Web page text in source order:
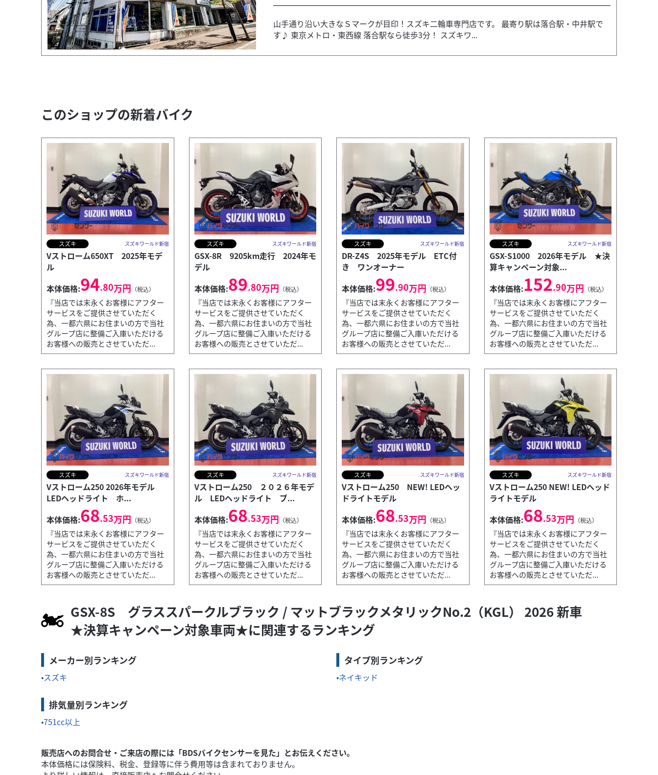
山手通り沿い大きなＳマークが目印！スズキ二輪車専門店です。 最寄り駅は落合駅・中井駅で
す♪ 東京メトロ・東西線 落合駅なら徒歩3分！ スズキワ...
このショップの新着バイク
スズキ スズキワールド新宿
GSX-8R 9205km走行 2024年モデル
89
『当店では末永くお客様にアフターサービスをご提供させていただく為、一都六県にお住まいの方で当社グループ店に整備ご入庫いただけるお客様への販売とさせて
いただ...
スズキ スズキワールド新宿
Vストローム650XT 2025年モデ
ル
本体価格:94.80万円 （税込）
『当店では末永くお客様にアフター
サービスをご提供させていただく
為、一都六県にお住まいの方で当社
グループ店に整備ご入庫いただける
お客様への販売とさせていただ...
スズキ スズキワールド新宿
GSX-8R 9205km走行 2024年モ
デル
本体価格:89.80万円 （税込）
『当店では末永くお客様にアフター
サービスをご提供させていただく
為、一都六県にお住まいの方で当社
グループ店に整備ご入庫いただける
お客様への販売とさせていただ...
スズキ スズキワールド新宿
DR-Z4S 2025年モデル ETC付
き ワンオーナー
本体価格:99.90万円 （税込）
『当店では末永くお客様にアフター
サービスをご提供させていただく
為、一都六県にお住まいの方で当社
グループ店に整備ご入庫いただける
お客様への販売とさせていただ...
スズキ スズキワールド新宿
GSX-S1000 2026年モデル ★決
算キャンペーン対象...
本体価格:152.90万円 （税込）
『当店では末永くお客様にアフター
サービスをご提供させていただく
為、一都六県にお住まいの方で当社
グループ店に整備ご入庫いただける
お客様への販売とさせていただ...
スズキ スズキワールド新宿
Vストローム250 2026年モデル
LEDヘッドライト ホ...
本体価格:68.53万円 （税込）
『当店では末永くお客様にアフター
サービスをご提供させていただく
為、一都六県にお住まいの方で当社
グループ店に整備ご入庫いただける
お客様への販売とさせていただ...
スズキ スズキワールド新宿
Vストローム250 ２０２６年モデ
ル LEDヘッドライト ブ...
本体価格:68.53万円 （税込）
『当店では末永くお客様にアフター
サービスをご提供させていただく
為、一都六県にお住まいの方で当社
グループ店に整備ご入庫いただける
お客様への販売とさせていただ...
スズキ スズキワールド新宿
Vストローム250 NEW! LEDヘッ
ドライトモデル
本体価格:68.53万円 （税込）
『当店では末永くお客様にアフター
サービスをご提供させていただく
為、一都六県にお住まいの方で当社
グループ店に整備ご入庫いただける
お客様への販売とさせていただ...
スズキ スズキワールド新宿
Vストローム250 NEW! LEDヘッド
ライトモデル
本体価格:68.53万円 （税込）
『当店では末永くお客様にアフター
サービスをご提供させていただく
為、一都六県にお住まいの方で当社
グループ店に整備ご入庫いただける
お客様への販売とさせていただ...
GSX-8S グラススパークルブラック / マットブラックメタリックNo.2（KGL） 2026 新車
★決算キャンペーン対象車両★に関連するランキング
メーカー別ランキング
スズキ
タイプ別ランキング
ネイキッド
排気量別ランキング
751cc以上
販売店へのお問合せ・ご来店の際には「BDSバイクセンサーを見た」とお伝えください。
本体価格には保険料、税金、登録等に伴う費用等は含まれておりません。